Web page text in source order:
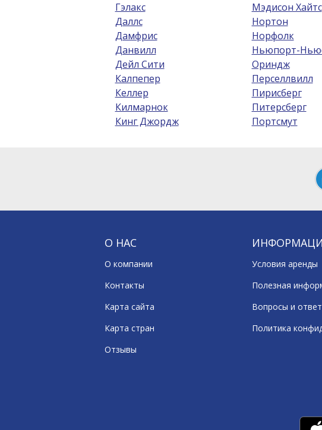
Гэлакс
Даллс
Дамфрис
Данвилл
Дейл Сити
Калпепер
Келлер
Килмарнок
Кинг Джордж
Мэдисон Хайтс
Нортон
Норфолк
Ньюпорт-
Ориндж
Перселлвилл
Пирисберг
Питерсберг
Портсмут
О НАС
О компании
Контакты
Карта сайта
Карта стран
Отзывы
Условия аренды
Полезная
Вопросы и
Политика